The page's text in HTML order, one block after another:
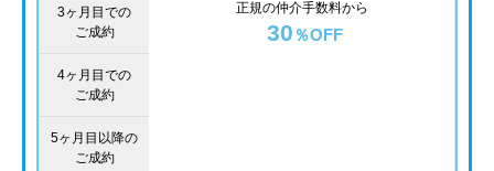
正規の仲介手数料から
30 ％OFF
3ヶ月目での
ご成約
4ヶ月目での
ご成約
5ヶ月目以降の
ご成約